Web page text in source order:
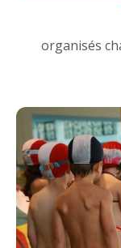
organisés